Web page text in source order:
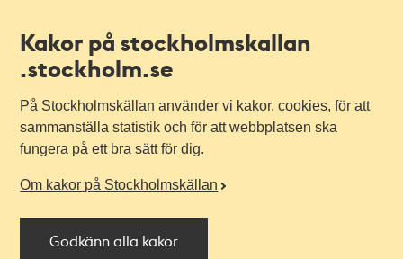
Kakor på stockholmskallan
.stockholm.se
På Stockholmskällan använder vi kakor, cookies, för att
sammanställa statistik och för att webbplatsen ska
fungera på ett bra sätt för dig.
Om kakor på Stockholmskällan
Godkänn alla kakor